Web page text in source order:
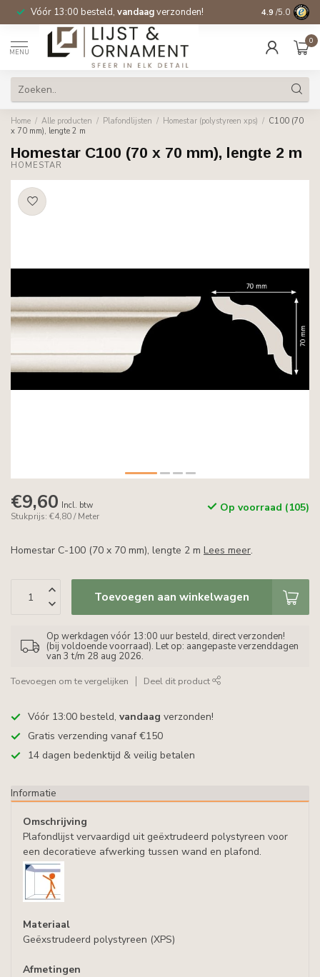
Vóór 13:00 besteld, vandaagverzonden! Gratis
4.9 /5.0
MENU
0
Home / Alle producten / Plafondlijsten / Homestar (polystyreen xps) / C100 (70
x 70 mm), lengte 2 m
Homestar C100 (70 x 70 mm), lengte 2 m
HOMESTAR
€9,60 Incl. btw
Stukprijs: €4,80 / Meter
Op voorraad (105)
Homestar C-100 (70 x 70 mm), lengte 2 m Lees meer.
Toevoegen aan winkelwagen
Op werkdagen vóór 13:00 uur besteld, direct verzonden!
(bij voldoende voorraad). Let op: aangepaste verzenddagen
van 3 t/m 28 aug 2026.
Toevoegen om te vergelijken Deel dit product
Vóór 13:00 besteld, vandaag verzonden!
Gratis verzending vanaf €150
14 dagen bedenktijd & veilig betalen
Informatie
Omschrijving
Plafondlijst vervaardigd uit geëxtrudeerd polystyreen voor
een decoratieve afwerking tussen wand en plafond.
Materiaal
Geëxstrudeerd polystyreen (XPS)
Afmetingen